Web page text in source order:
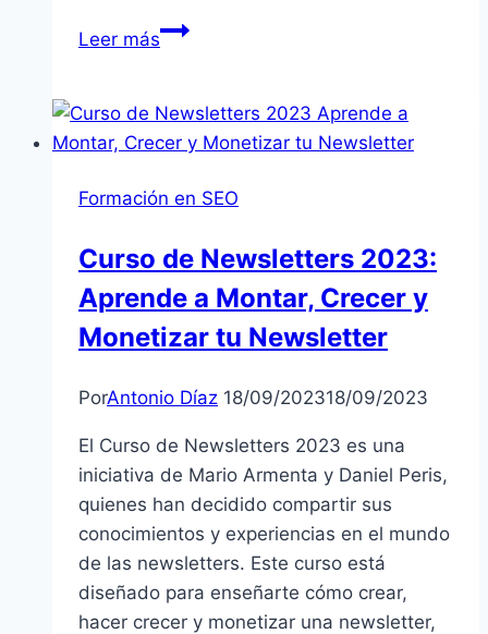
Leer másDescubre
de
SEO
Dinorank:
Escalera
al
Éxito
en
Mundo
Digital
Formación en SEO
Curso de Newsletters 2023:
Aprende a Montar, Crecer y
Monetizar tu Newsletter
PorAntonio Díaz 18/09/202318/09/2023
El Curso de Newsletters 2023 es una
iniciativa de Mario Armenta y Daniel Peris,
quienes han decidido compartir sus
conocimientos y experiencias en el mundo
de las newsletters. Este curso está
diseñado para enseñarte cómo crear,
hacer crecer y monetizar una newsletter,